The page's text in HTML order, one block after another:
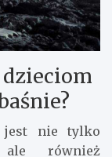
jest nie tylko
ale również